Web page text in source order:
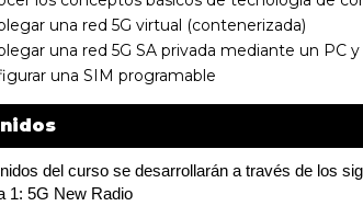
una red 5G virtual (contenerizada)
una red 5G SA privada mediante un PC y
una SIM programable
del curso se desarrollarán a través de los
1: 5G New Radio